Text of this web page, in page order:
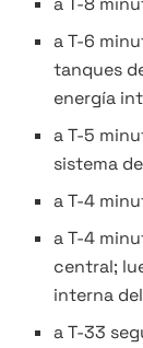
a T-6
tanques
energía
a T-5
sistema
a T-4
a T-4
central;
interna
a T-33